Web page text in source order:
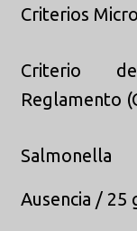
Criterios
Criterio
Reglamento
Salmonella
Ausencia / 25